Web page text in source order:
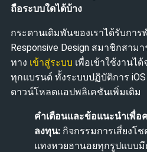
ถือระบบใดได้บ้าง
กระดานเดิมพันของเราได้รับกา
Responsive Design สมาชิกสาม
ทาง เข้าสู่ระบบ เพื่อเข้าใช้งานไ
ทุกแบรนด์ ทั้งระบบปฏิบัติการ iOS
ดาวน์โหลดแอปพลิเคชันเพิ่มเติม
คำเตือนและข้อแนะนำเพื่อ
ลงทุน: กิจกรรมการเสี่ยงโ
แทงหวยฮานอยทุกรูปแบบมี